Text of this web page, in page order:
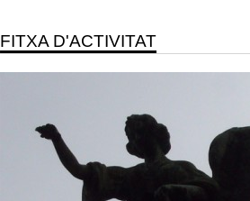
FITXA D'ACTIVITAT